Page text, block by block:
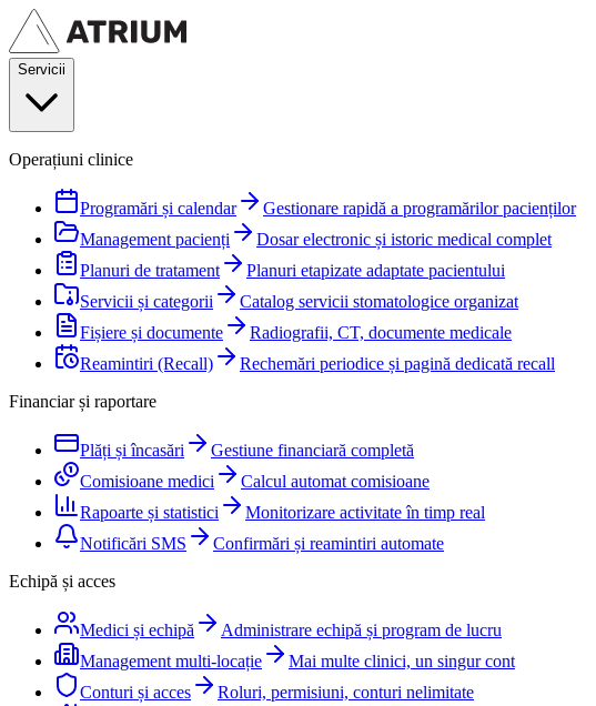
Servicii
Operațiuni clinice
Programări și calendar
Gestionare rapidă a programărilor pacienților
Management pacienți
Dosar electronic și istoric medical complet
Planuri de tratament
Planuri etapizate adaptate pacientului
Servicii și categorii
Catalog servicii stomatologice organizat
Fișiere și documente
Radiografii, CT, documente medicale
Reamintiri (Recall)
Rechemări periodice și pagină dedicată recall
Financiar și raportare
Plăți și încasări
Gestiune financiară completă
Comisioane medici
Calcul automat comisioane
Rapoarte și statistici
Monitorizare activitate în timp real
Notificări SMS
Confirmări și reamintiri automate
Echipă și acces
Medici și echipă
Administrare echipă și program de lucru
Management multi-locație
Mai multe clinici, un singur cont
Conturi și acces
Roluri, permisiuni, conturi nelimitate